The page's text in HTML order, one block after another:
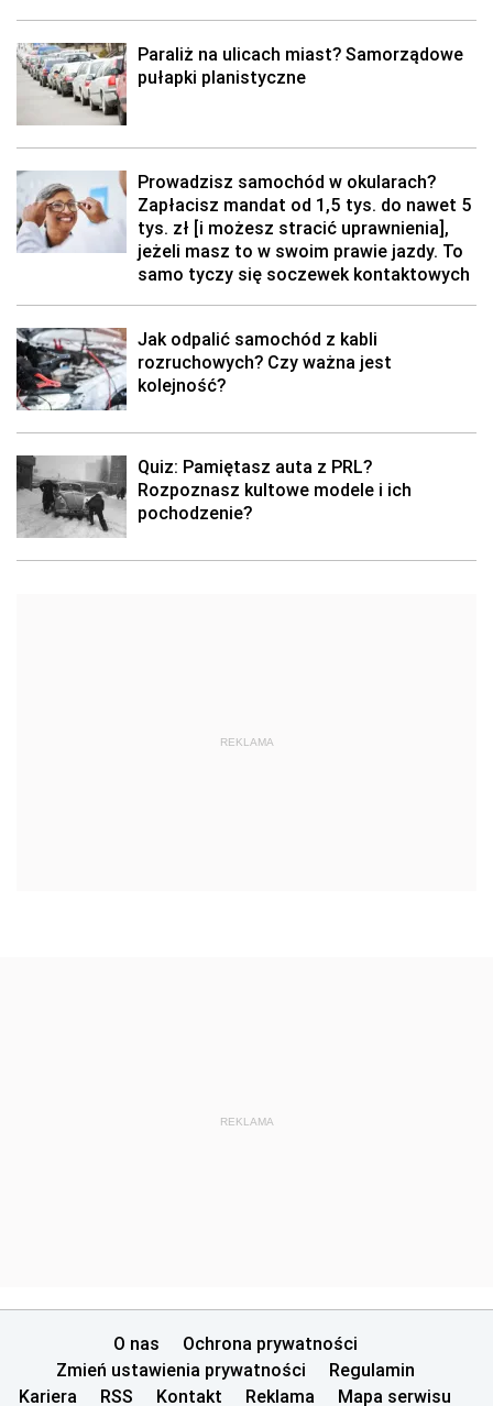
Paraliż na ulicach miast? Samorządowe
pułapki planistyczne
Prowadzisz samochód w okularach?
Zapłacisz mandat od 1,5 tys. do nawet 5
tys. zł [i możesz stracić uprawnienia],
jeżeli masz to w swoim prawie jazdy. To
samo tyczy się soczewek kontaktowych
Jak odpalić samochód z kabli
rozruchowych? Czy ważna jest
kolejność?
Quiz: Pamiętasz auta z PRL?
Rozpoznasz kultowe modele i ich
pochodzenie?
REKLAMA
REKLAMA
O nas
Ochrona prywatności
Zmień ustawienia prywatności
Regulamin
Kariera
RSS Kontakt Reklama Mapa serwisu